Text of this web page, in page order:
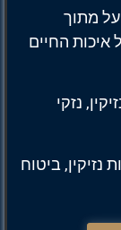
מתוך
החיים
נזקי
נזיקין, ביטוח